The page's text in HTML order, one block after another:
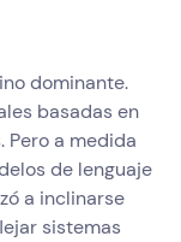
dominante.
basadas en
Pero a medida
de lenguaje
a inclinarse
sistemas